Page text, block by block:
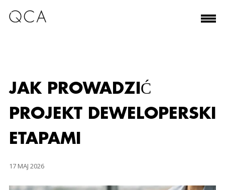
JAK PROWADZIĆ
PROJEKT DEWELOPERSKI
ETAPAMI
17 MAJ 2026